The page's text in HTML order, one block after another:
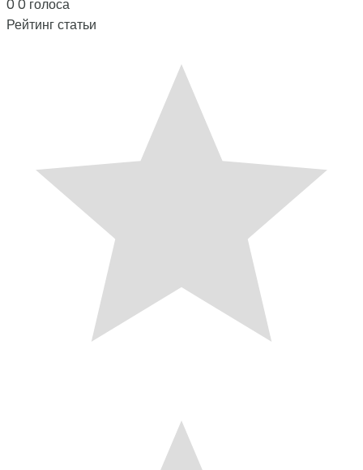
00 голоса
Рейтинг статьи